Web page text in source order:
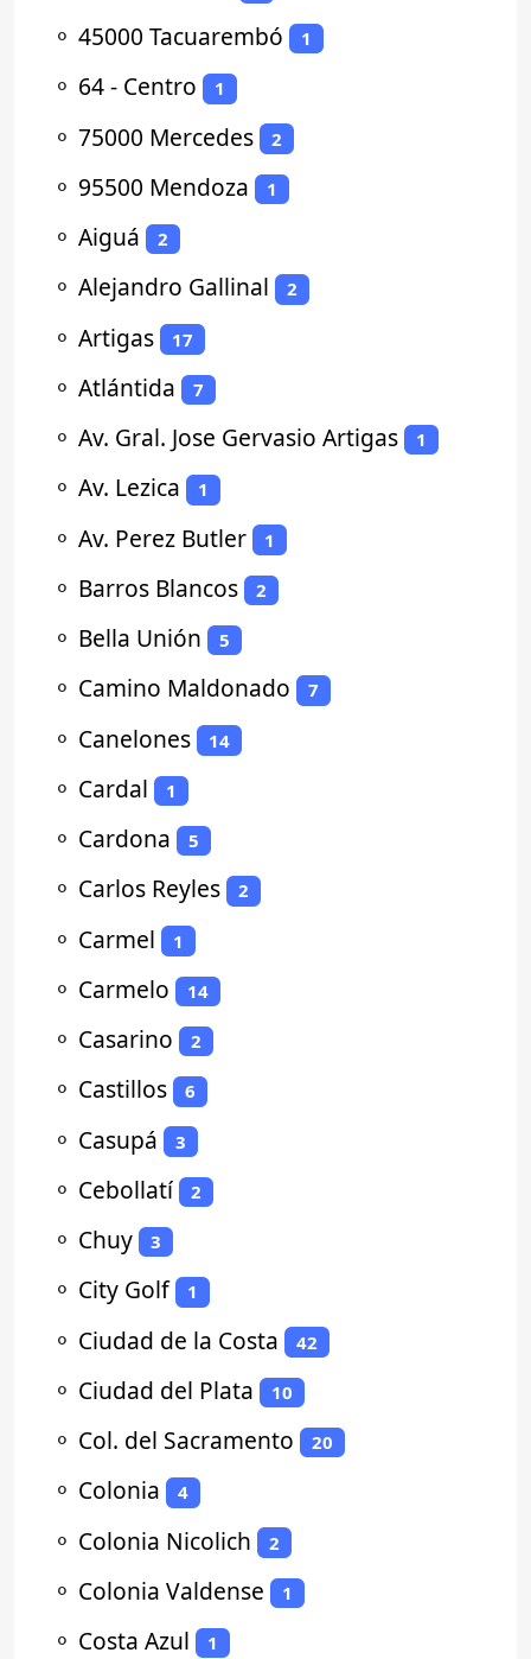
⚬ 45000 Tacuarembó 1
⚬ 64 - Centro 1
⚬ 75000 Mercedes 2
⚬ 95500 Mendoza 1
⚬ Aiguá 2
⚬ Alejandro Gallinal 2
⚬ Artigas 17
⚬ Atlántida 7
⚬ Av. Gral. Jose Gervasio Artigas 1
⚬ Av. Lezica 1
⚬ Av. Perez Butler 1
⚬ Barros Blancos 2
⚬ Bella Unión 5
⚬ Camino Maldonado 7
⚬ Canelones 14
⚬ Cardal 1
⚬ Cardona 5
⚬ Carlos Reyles 2
⚬ Carmel 1
⚬ Carmelo 14
⚬ Casarino 2
⚬ Castillos 6
⚬ Casupá 3
⚬ Cebollatí 2
⚬ Chuy 3
⚬ City Golf 1
⚬ Ciudad de la Costa 42
⚬ Ciudad del Plata 10
⚬ Col. del Sacramento 20
⚬ Colonia 4
⚬ Colonia Nicolich 2
⚬ Colonia Valdense 1
⚬ Costa Azul 1